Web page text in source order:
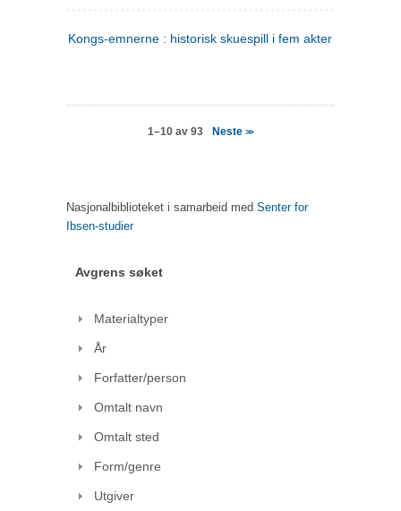
Kongs-emnerne : historisk skuespill i fem akter
1–10 av 93 Neste>>
Nasjonalbiblioteket i samarbeid med Senter for
Ibsen-studier
Avgrens søket
Materialtyper
År
Forfatter/person
Omtalt navn
Omtalt sted
Form/genre
Utgiver